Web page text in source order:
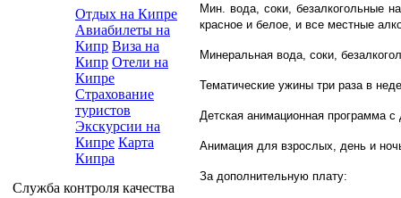
Отдых на Кипре
Авиабилеты на
Кипр Виза на
Кипр Отели на
Кипре
Страхование
туристов
Экскурсии на
Кипре Карта
Кипра
Служба контроля качества
Мин. вода, соки, безалкогольные
красное и белое, и все местные
Минеральная вода, соки,
Тематические ужины три раза в
Детская анимационная программа с
Анимация для взрослых, день и
За дополнительную плату: